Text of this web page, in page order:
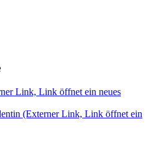
Link, Link öffnet ein neues
(Externer Link, Link öffnet ein